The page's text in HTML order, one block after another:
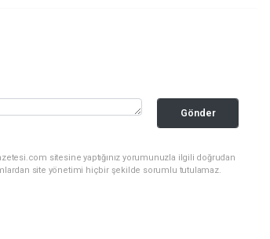
Gönder
sitesine yaptığınız yorumunuzla ilgili doğrudan
site yönetimi hiçbir şekilde sorumlu tutulamaz.